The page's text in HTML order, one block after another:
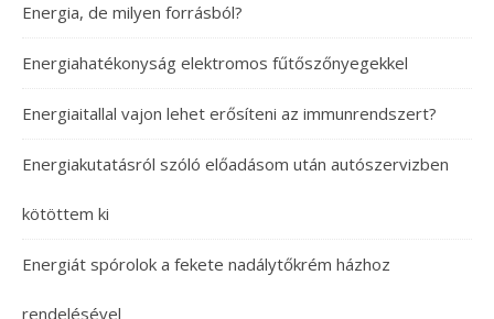
Energia, de milyen forrásból?
Energiahatékonyság elektromos fűtőszőnyegekkel
Energiaitallal vajon lehet erősíteni az immunrendszert?
Energiakutatásról szóló előadásom után autószervizben
kötöttem ki
Energiát spórolok a fekete nadálytőkrém házhoz
rendelésével